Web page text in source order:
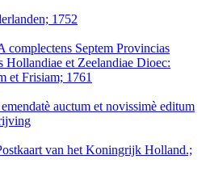
1752
Septem Provincias
Hollandiae et Zeelandiae Dioec:
et Frisiam; 1761
auctum et novissimè editum
van het Koningrijk Holland.;